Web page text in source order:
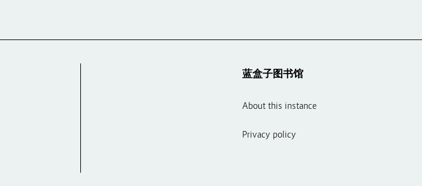
蓝盒子图书馆
About this instance
Privacy policy